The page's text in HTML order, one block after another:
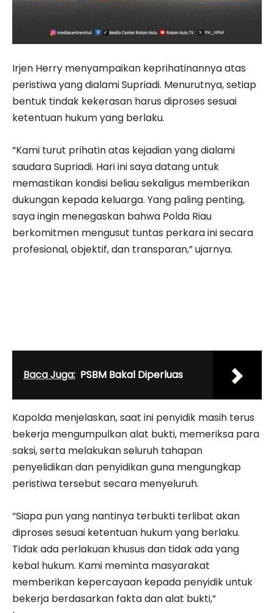
Irjen Herry menyampaikan keprihatinannya atas
peristiwa yang dialami Supriadi. Menurutnya, setiap
bentuk tindak kekerasan harus diproses sesuai
ketentuan hukum yang berlaku.
“Kami turut prihatin atas kejadian yang dialami
saudara Supriadi. Hari ini saya datang untuk
memastikan kondisi beliau sekaligus memberikan
dukungan kepada keluarga. Yang paling penting,
saya ingin menegaskan bahwa Polda Riau
berkomitmen mengusut tuntas perkara ini secara
profesional, objektif, dan transparan,” ujarnya.
Baca Juga: PSBM Bakal Diperluas
Kapolda menjelaskan, saat ini penyidik masih terus
bekerja mengumpulkan alat bukti, memeriksa para
saksi, serta melakukan seluruh tahapan
penyelidikan dan penyidikan guna mengungkap
peristiwa tersebut secara menyeluruh.
“Siapa pun yang nantinya terbukti terlibat akan
diproses sesuai ketentuan hukum yang berlaku.
Tidak ada perlakuan khusus dan tidak ada yang
kebal hukum. Kami meminta masyarakat
memberikan kepercayaan kepada penyidik untuk
bekerja berdasarkan fakta dan alat bukti,”